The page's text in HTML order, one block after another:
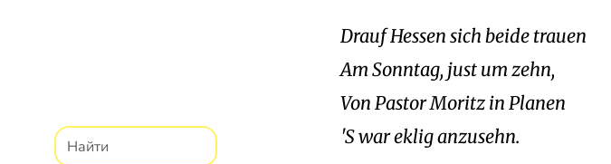
Drauf Hessen sich beide trauen
Am Sonntag, just um zehn,
Von Pastor Moritz in Planen
'S war eklig anzusehn.